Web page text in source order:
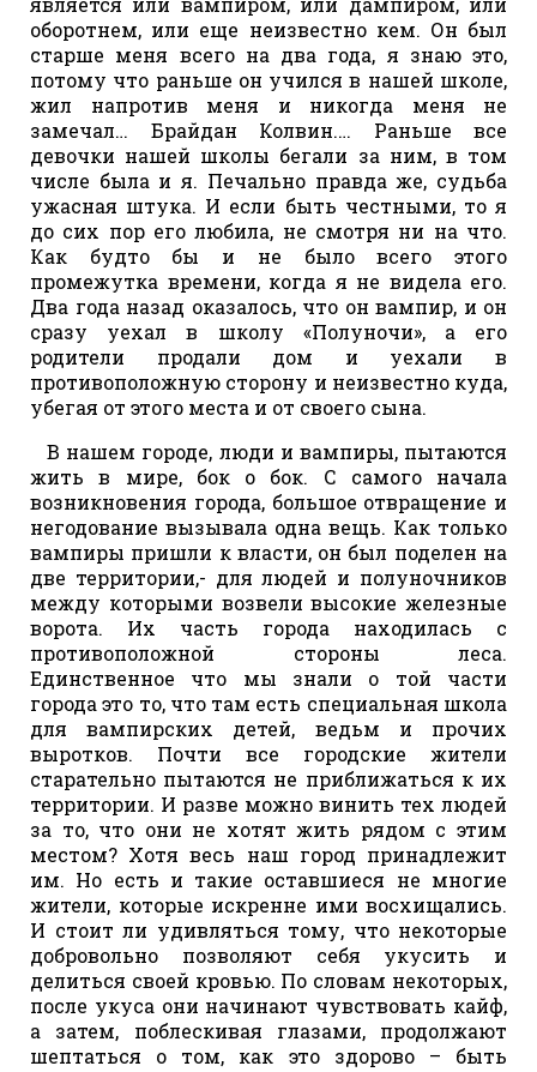
оборотнем, или еще неизвестно кем. Он был
старше меня всего на два года, я знаю это,
потому что раньше он учился в нашей школе,
жил напротив меня и никогда меня не
замечал… Брайдан Колвин.… Раньше все
девочки нашей школы бегали за ним, в том
числе была и я. Печально правда же, судьба
ужасная штука. И если быть честными, то я
до сих пор его любила, не смотря ни на что.
Как будто бы и не было всего этого
промежутка времени, когда я не видела его.
Два года назад оказалось, что он вампир, и он
сразу уехал в школу «Полуночи», а его
родители продали дом и уехали в
противоположную сторону и неизвестно куда,
убегая от этого места и от своего сына.
В нашем городе, люди и вампиры, пытаются
жить в мире, бок о бок. С самого начала
возникновения города, большое отвращение и
негодование вызывала одна вещь. Как только
вампиры пришли к власти, он был поделен на
две территории,- для людей и полуночников
между которыми возвели высокие железные
ворота. Их часть города находилась с
противоположной стороны леса.
Единственное что мы знали о той части
города это то, что там есть специальная школа
для вампирских детей, ведьм и прочих
выротков. Почти все городские жители
старательно пытаются не приближаться к их
территории. И разве можно винить тех людей
за то, что они не хотят жить рядом с этим
местом? Хотя весь наш город принадлежит
им. Но есть и такие оставшиеся не многие
жители, которые искренне ими восхищались.
И стоит ли удивляться тому, что некоторые
добровольно позволяют себя укусить и
делиться своей кровью. По словам некоторых,
после укуса они начинают чувствовать кайф,
а затем, поблескивая глазами, продолжают
шептаться о том, как это здорово – быть